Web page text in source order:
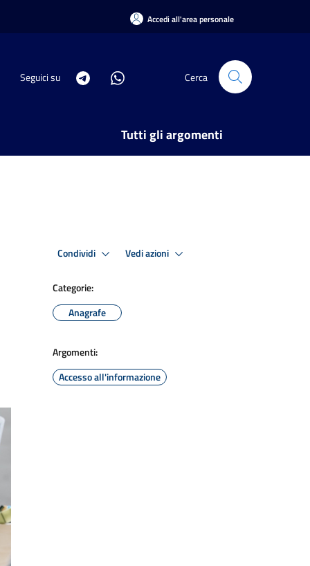
Accedi all'area personale
Seguici su Cerca
Tutti gli argomenti
Condividi Vedi azioni
Categorie:
Anagrafe
Argomenti:
Accesso all'informazione